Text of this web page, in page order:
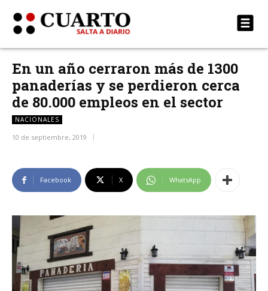
En un año cerraron más de 1300
panaderías y se perdieron cerca
de 80.000 empleos en el sector
NACIONALES
10 de septiembre, 2019
Facebook X WhatsApp